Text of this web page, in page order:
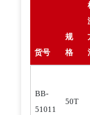
货号
规
格
BB-
51011
50T